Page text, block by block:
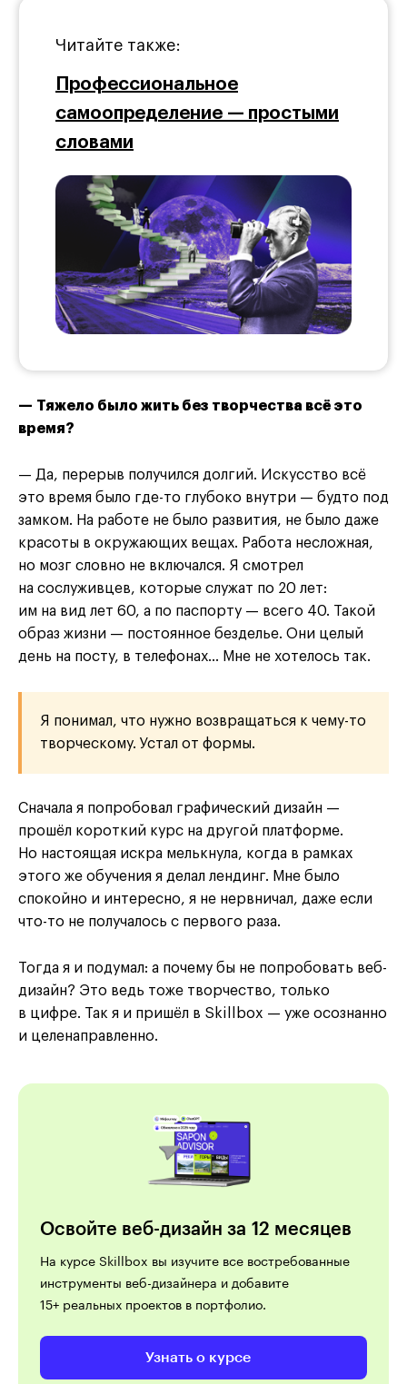
Читайте также:
Профессиональное
самоопределение — простыми
словами
— Тяжело было жить без творчества всё это
время?
— Да, перерыв получился долгий. Искусство всё
это время было где-то глубоко внутри — будто под
замком. На работе не было развития, не было даже
красоты в окружающих вещах. Работа несложная,
но мозг словно не включался. Я смотрел
на сослуживцев, которые служат по 20 лет:
им на вид лет 60, а по паспорту — всего 40. Такой
образ жизни — постоянное безделье. Они целый
день на посту, в телефонах… Мне не хотелось так.
Я понимал, что нужно возвращаться к чему-то
творческому. Устал от формы.
Сначала я попробовал графический дизайн —
прошёл короткий курс на другой платформе.
Но настоящая искра мелькнула, когда в рамках
этого же обучения я делал лендинг. Мне было
спокойно и интересно, я не нервничал, даже если
что-то не получалось с первого раза.
Тогда я и подумал: а почему бы не попробовать веб-
дизайн? Это ведь тоже творчество, только
в цифре. Так я и пришёл в Skillbox — уже осознанно
и целенаправленно.
Освойте веб-дизайн за 12 месяцев
На курсе Skillbox вы изучите все востребованные
инструменты веб-дизайнера и добавите
15+ реальных проектов в портфолио.
Узнать о курсе